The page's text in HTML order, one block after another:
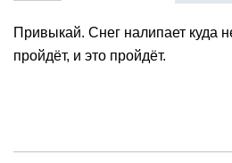
Привыкай. Снег налипает куда
пройдёт, и это пройдёт.